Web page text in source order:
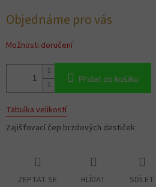
cena:
Objednáme pro vás
Možnosti doručení
Přidat do košíku
Tabulka velikostí
Zajišťovací čep brzdových destiček
ZEPTAT SE HLÍDAT SDÍLET